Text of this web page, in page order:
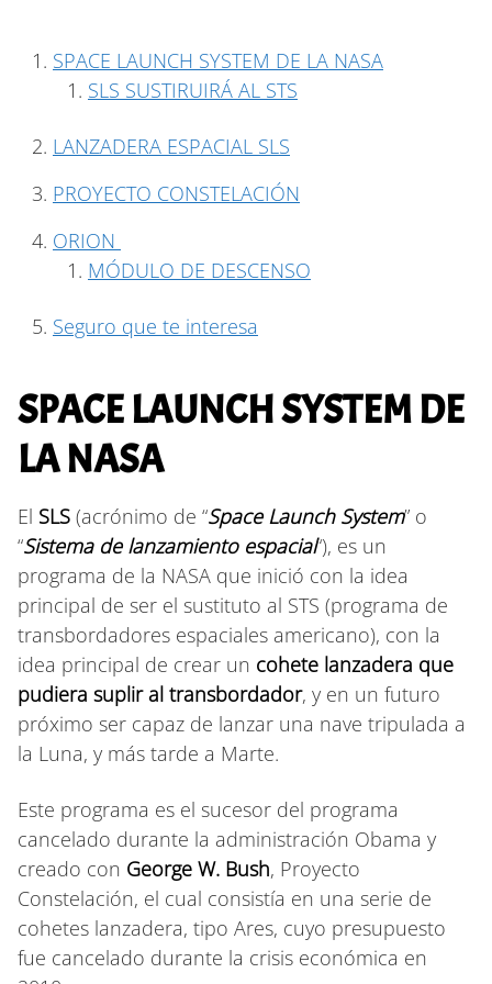
SPACE LAUNCH SYSTEM DE LA NASA
SLS SUSTIRUIRÁ AL STS
LANZADERA ESPACIAL SLS
PROYECTO CONSTELACIÓN
ORION
MÓDULO DE DESCENSO
Seguro que te interesa
SPACE LAUNCH SYSTEM DE
LA NASA
El SLS (acrónimo de “Space Launch System” o
“Sistema de lanzamiento espacial“), es un
programa de la NASA que inició con la idea
principal de ser el sustituto al STS (programa de
transbordadores espaciales americano), con la
idea principal de crear un cohete lanzadera que
pudiera suplir al transbordador, y en un futuro
próximo ser capaz de lanzar una nave tripulada a
la Luna, y más tarde a Marte.
Este programa es el sucesor del programa
cancelado durante la administración Obama y
creado con George W. Bush, Proyecto
Constelación, el cual consistía en una serie de
cohetes lanzadera, tipo Ares, cuyo presupuesto
fue cancelado durante la crisis económica en